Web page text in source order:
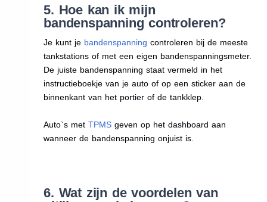
5. Hoe kan ik mijn
bandenspanning controleren?
Je kunt je bandenspanning controleren bij de meeste
tankstations of met een eigen bandenspanningsmeter.
De juiste bandenspanning staat vermeld in het
instructieboekje van je auto of op een sticker aan de
binnenkant van het portier of de tankklep.
Auto`s metTPMS geven op het dashboard aan
wanneer de bandenspanning onjuist is.
6. Wat zijn de voordelen van